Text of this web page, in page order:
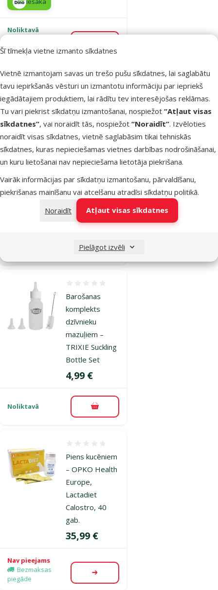
Šī tīmekļa vietne izmanto sīkdatnes
Vietnē izmantojam savas un trešo pušu sīkdatnes, lai saglabātu
tavu iepirkšanās vēsturi un izmantotu informāciju par iepriekš
iegādātajiem produktiem, lai rādītu tev interesējošas reklāmas.
Tu vari piekrist sīkdatņu izmantošanai, nospiežot “Atļaut visas
sīkdatnes”, vai noraidīt tās, nospiežot “Noraidīt”. Izvēloties
noraidīt visas sīkdatnes, vietnē saglabāsim tikai tehniskās
sīkdatnes, kuras nepieciešamas vietnes darbības nodrošināšanai,
un kuru lietošanai nav nepieciešama lietotāja piekrišana.
Vairāk informācijas par sīkdatņu izmantošanu, pārvaldīšanu,
piekrišanas mainīšanu vai atcelšanu atradīsi sīkdatņu politikā.
Noraidīt
Atļaut visas sīkdatnes
Pielāgot izvēli
Noliktavā
piegāde
Mātes piena
aizvietotājs
kucēniem –
Royal Canin
SHN Baby Dog
Milk, 0,4 kg
Atsauksmes 0%
Cena
24,98 € -19 %
Pievienot grozam
Barošanas
komplekts
dzīvnieku
mazuļiem –
TRIXIE Suckling
Bottle Set
Cena
4,99 €
Noliktavā Pievienot grozam
Piens kucēniem
– OPKO Health
Europe,
Lactadiet
Calostro, 40
gab.
Cena
35,99 €
Nav pieejams
Bezmaksas
piegāde
Apskatīt